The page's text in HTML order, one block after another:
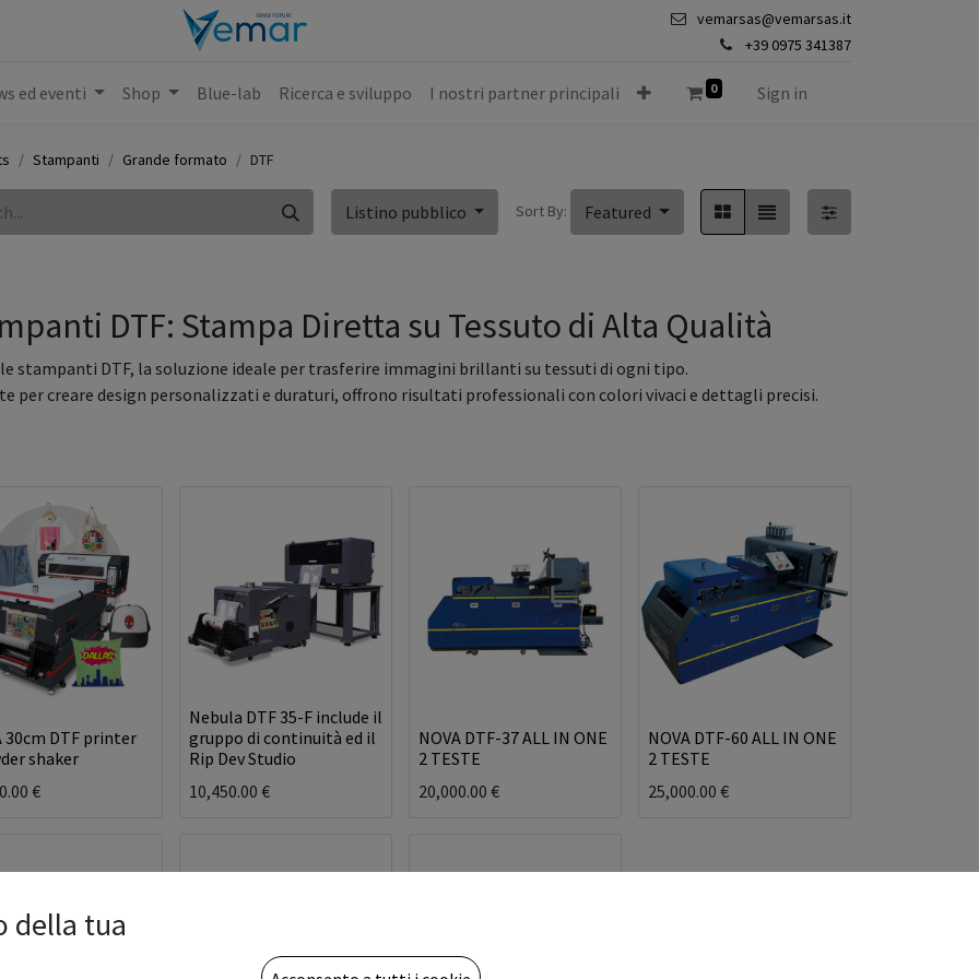
vemarsas@vemarsas.it
+39 0975 341387
ed eventi Shop Blue-lab Ricerca e sviluppo I nostri partner principali 0 Sign in
Stampanti Grande formato DTF
Listino pubblico Sort By: Featured
DTF: Stampa Diretta su Tessuto di Alta Qualità
stampanti DTF, la soluzione ideale per trasferire immagini brillanti su tessuti di ogni tipo.
per creare design personalizzati e duraturi, offrono risultati professionali con colori vivaci e dettagli precisi.
30cm DTF printer
shaker
€
Nebula DTF 35-F include il
gruppo di continuità ed il
Rip Dev Studio
10,450.00 €
NOVA DTF-37 ALL IN ONE
2 TESTE
20,000.00 €
NOVA DTF-60 ALL IN ONE
2 TESTE
25,000.00 €
della tua